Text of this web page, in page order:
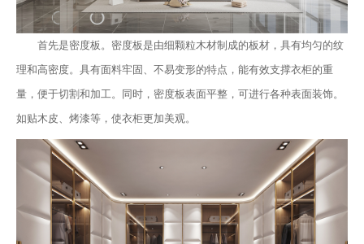
首先是密度板。密度板是由细颗粒木材制成的板材，具有均匀的纹
理和高密度。具有面料牢固、不易变形的特点，能有效支撑衣柜的重
量，便于切割和加工。同时，密度板表面平整，可进行各种表面装饰。
如贴木皮、烤漆等，使衣柜更加美观。